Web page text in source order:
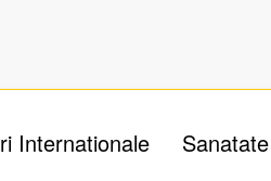
Internationale Sanatate